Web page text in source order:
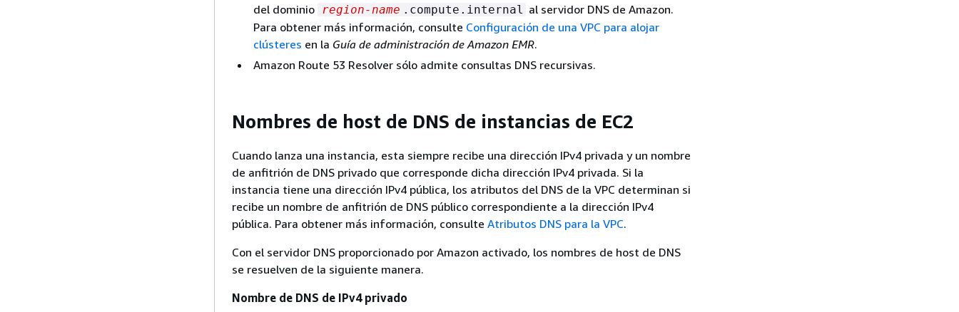
del dominio region-name .compute.internal al servidor DNS de Amazon.
Para obtener más información, consulte Configuración de una VPC para alojar
clústeres en la Guía de administración de Amazon EMR.
Amazon Route 53 Resolver sólo admite consultas DNS recursivas.
Nombres de host de DNS de instancias de EC2
Cuando lanza una instancia, esta siempre recibe una dirección IPv4 privada y un nombre
de anfitrión de DNS privado que corresponde dicha dirección IPv4 privada. Si la
instancia tiene una dirección IPv4 pública, los atributos del DNS de la VPC determinan si
recibe un nombre de anfitrión de DNS público correspondiente a la dirección IPv4
pública. Para obtener más información, consulte Atributos DNS para la VPC.
Con el servidor DNS proporcionado por Amazon activado, los nombres de host de DNS
se resuelven de la siguiente manera.
Nombre de DNS de IPv4 privado